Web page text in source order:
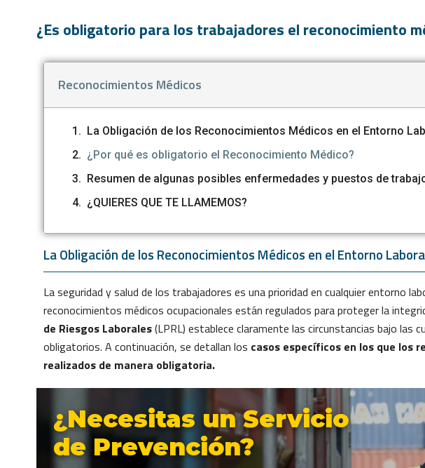
¿Es obligatorio para los trabajadores el reconocimiento
Reconocimientos Médicos
La Obligación de los Reconocimientos Médicos en el Entorno
¿Por qué es obligatorio el Reconocimiento Médico?
Resumen de algunas posibles enfermedades y puestos de
¿QUIERES QUE TE LLAMEMOS?
La Obligación de los Reconocimientos Médicos en el Entorno
La seguridad y salud de los trabajadores es una prioridad en cualquier entorno
reconocimientos médicos ocupacionales están regulados para proteger la
de Riesgos Laborales(LPRL) establece claramente las circunstancias bajo las
obligatorios. A continuación, se detallan los casos específicos en los que los
realizados de manera obligatoria.
¿Necesitas un Servicio
de Prevención?